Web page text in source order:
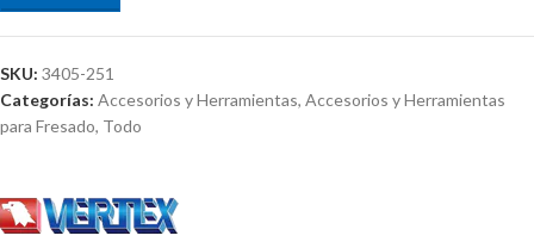
SKU: 3405-251
Categorías: Accesorios y Herramientas, Accesorios y Herramientas
para Fresado, Todo